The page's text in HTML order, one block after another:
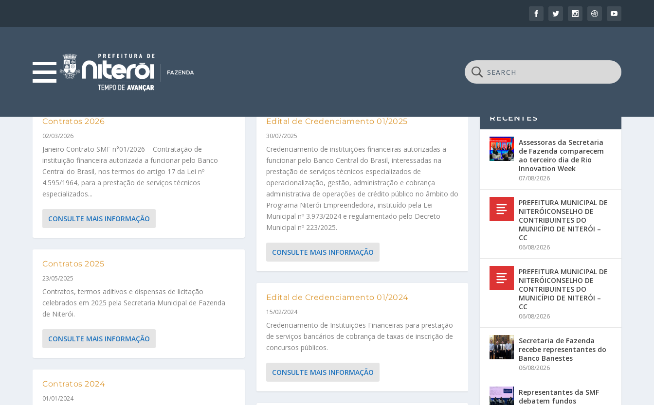
Contratos 2026
02/03/2026
Janeiro Contrato SMF n°01/2026 – Contratação de
instituição financeira autorizada a funcionar pelo Banco
Central do Brasil, nos termos do artigo 17 da Lei nº
4.595/1964, para a prestação de serviços técnicos
especializados...
CONSULTE MAIS INFORMAÇÃO
Contratos 2025
23/05/2025
Contratos, termos aditivos e dispensas de licitação
celebrados em 2025 pela Secretaria Municipal de Fazenda
de Niterói.
CONSULTE MAIS INFORMAÇÃO
Contratos 2024
01/01/2024
Edital de Credenciamento 01/2025
30/07/2025
Credenciamento de instituições financeiras autorizadas a
funcionar pelo Banco Central do Brasil, interessadas na
prestação de serviços técnicos especializados de
operacionalização, gestão, administração e cobrança
administrativa de operações de crédito público no âmbito do
Programa Niterói Empreendedora, instituído pela Lei
Municipal nº 3.973/2024 e regulamentado pelo Decreto
Municipal nº 223/2025.
CONSULTE MAIS INFORMAÇÃO
Edital de Credenciamento 01/2024
15/02/2024
Credenciamento de Instituições Financeiras para prestação
de serviços bancários de cobrança de taxas de inscrição de
concursos públicos.
CONSULTE MAIS INFORMAÇÃO
RECENTES
Assessoras da Secretaria
de Fazenda comparecem
ao terceiro dia de Rio
Innovation Week
07/08/2026
PREFEITURA MUNICIPAL DE
NITERÓICONSELHO DE
CONTRIBUINTES DO
MUNICÍPIO DE NITERÓI –
CC
06/08/2026
PREFEITURA MUNICIPAL DE
NITERÓICONSELHO DE
CONTRIBUINTES DO
MUNICÍPIO DE NITERÓI –
CC
06/08/2026
Secretaria de Fazenda
recebe representantes do
Banco Banestes
06/08/2026
Representantes da SMF
debatem fundos